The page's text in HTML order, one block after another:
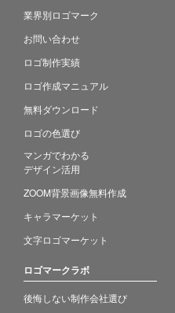
業界別ロゴマーク
お問い合わせ
ロゴ制作実績
ロゴ作成マニュアル
無料ダウンロード
ロゴの色選び
マンガでわかる
デザイン活用
ZOOM背景画像無料作成
キャラマーケット
文字ロゴマーケット
ロゴマークラボ
後悔しない制作会社選び